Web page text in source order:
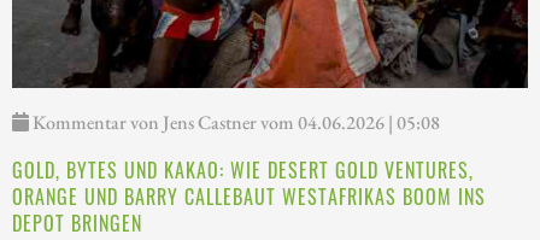
Kommentar von Jens Castner vom 04.06.2026 | 05:08
GOLD, BYTES UND KAKAO: WIE DESERT GOLD VENTURES,
ORANGE UND BARRY CALLEBAUT WESTAFRIKAS BOOM INS
DEPOT BRINGEN